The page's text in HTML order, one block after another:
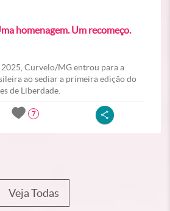
homenagem. Um recomeço.
Curvelo/MG entrou para a
ao sediar a primeira edição do
de Liberdade.
7
Veja Todas